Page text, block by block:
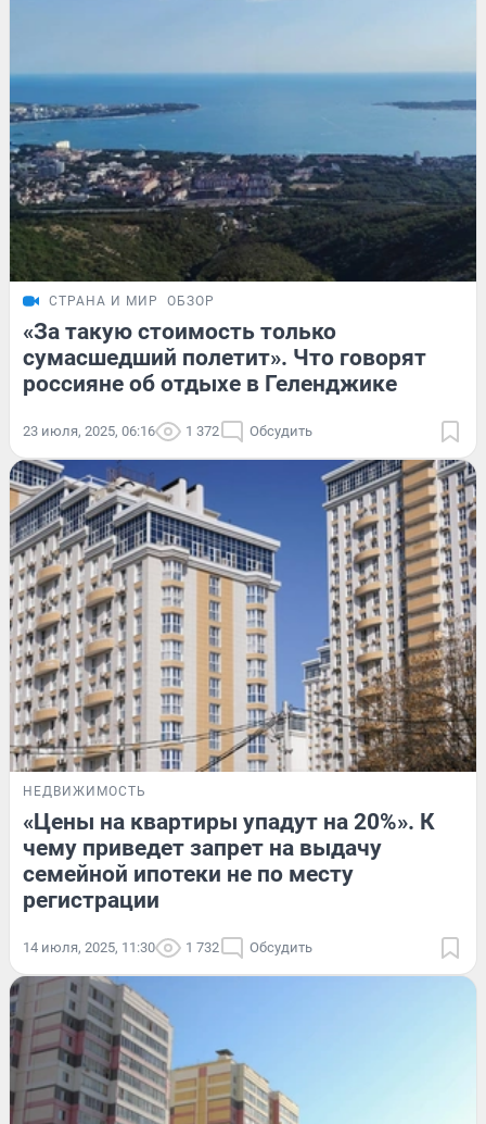
СТРАНА И МИР ОБЗОР
«За такую стоимость только
сумасшедший полетит». Что говорят
россияне об отдыхе в Геленджике
23 июля, 2025, 06:16 1 372 Обсудить
НЕДВИЖИМОСТЬ
«Цены на квартиры упадут на 20%». К
чему приведет запрет на выдачу
семейной ипотеки не по месту
регистрации
14 июля, 2025, 11:30 1 732 Обсудить